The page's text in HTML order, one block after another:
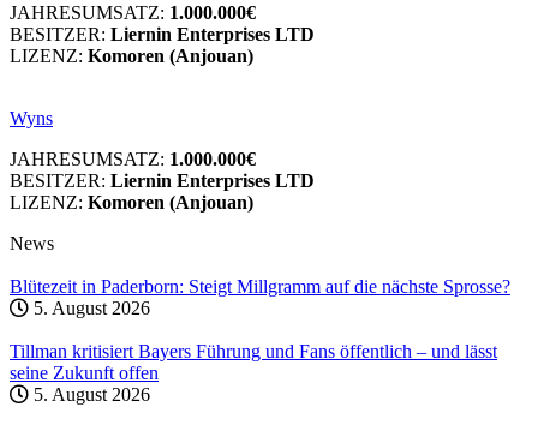
JAHRESUMSATZ: 1.000.000€
BESITZER: Liernin Enterprises LTD
LIZENZ: Komoren (Anjouan)
Wyns
JAHRESUMSATZ: 1.000.000€
BESITZER: Liernin Enterprises LTD
LIZENZ: Komoren (Anjouan)
News
Blütezeit in Paderborn: Steigt Millgramm auf die nächste Sprosse?
5. August 2026
Tillman kritisiert Bayers Führung und Fans öffentlich – und lässt
seine Zukunft offen
5. August 2026